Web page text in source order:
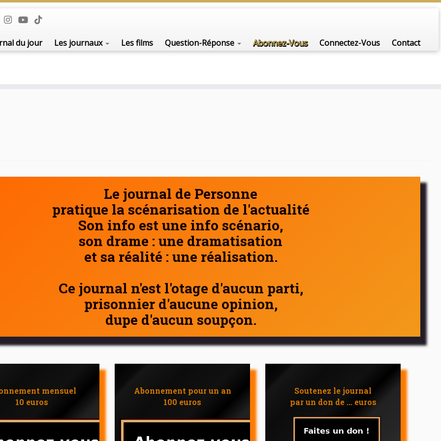
du jour Les journaux Les films Question-Réponse Abonnez-Vous Connectez-Vous Contact
Le journal de Personne
pratique la scénarisation de l'actualité
Son info est une info scénario,
son drame : une dramatisation
et sa réalité : une réalisation.
Ce journal n'est l'otage d'aucun parti,
prisonnier d'aucune opinion,
dupe d'aucun soupçon.
mensuel
10 euros
Abonnement pour un an
100 euros
Soutenez le journal
par un don de ... euros